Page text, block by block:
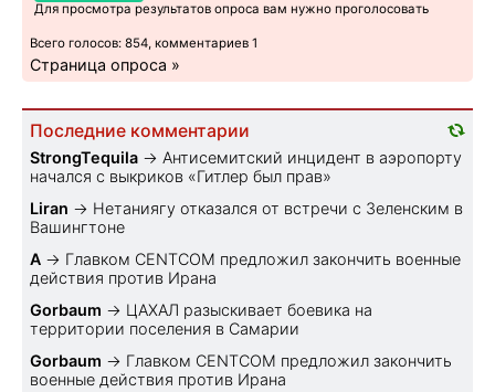
Для просмотра результатов опроса вам нужно проголосовать
Всего голосов: 854, комментариев 1
Страница опроса »
Последние комментарии
StrongTequila → Антисемитский инцидент в аэропорту
начался с выкриков «Гитлер был прав»
Liran → Нетаниягу отказался от встречи с Зеленским в
Вашингтоне
A → Главком CENTCOM предложил закончить военные
действия против Ирана
Gorbaum → ЦАХАЛ разыскивает боевика на
территории поселения в Самарии
Gorbaum → Главком CENTCOM предложил закончить
военные действия против Ирана